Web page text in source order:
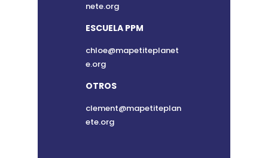
nete.org
ESCUELA PPM
chloe@mapetiteplanet
e.org
OTROS
clement@mapetiteplan
ete.org